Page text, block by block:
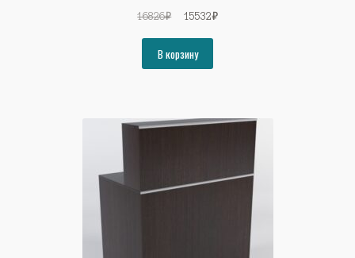
16826₽
Первоначальная
составляла
16826₽.
15532₽Текущая
В корзину